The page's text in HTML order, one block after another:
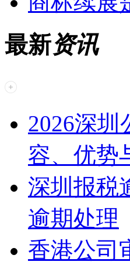
最新资讯
2026深
容、优势
深圳报税
逾期处理
香港公司